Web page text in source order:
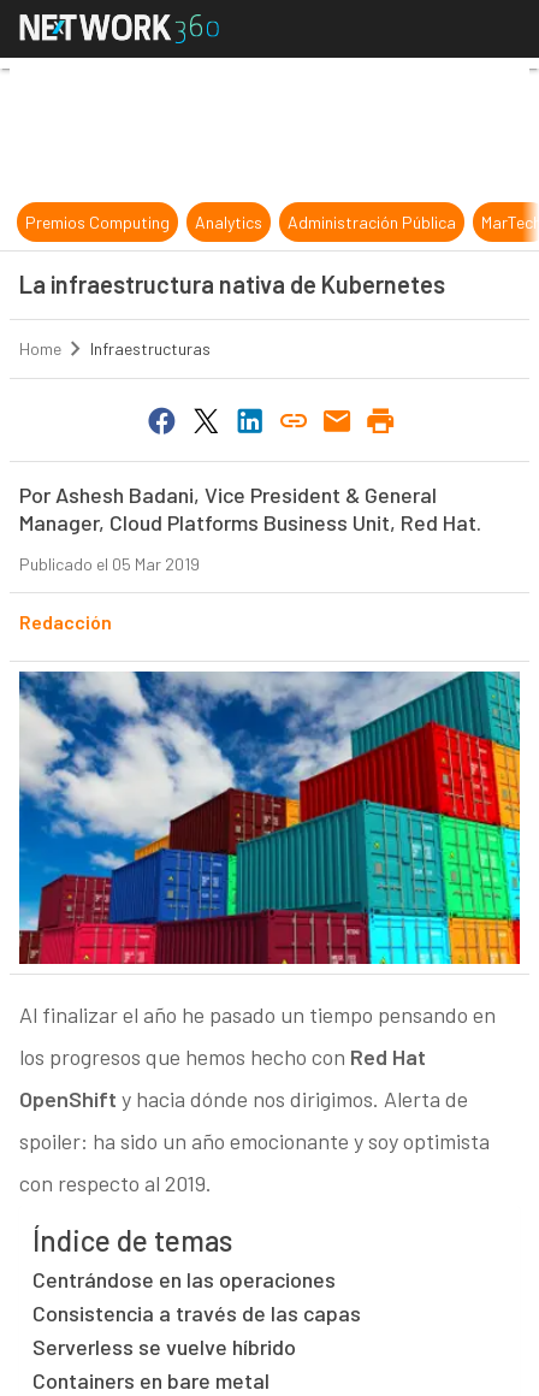
La infraestructura nativa de
Premios Computing Analytics Administración Pública
La infraestructura nativa de Kubernetes
Home Infraestructuras
Por Ashesh Badani, Vice President & General
Manager, Cloud Platforms Business Unit, Red Hat.
Publicado el 05 Mar 2019
Redacción
Al finalizar el año he pasado un tiempo pensando en
los progresos que hemos hecho con Red Hat
OpenShift y hacia dónde nos dirigimos. Alerta de
spoiler: ha sido un año emocionante y soy optimista
con respecto al 2019.
Índice de temas
Centrándose en las operaciones
Consistencia a través de las capas
Serverless se vuelve híbrido
Containers en bare metal